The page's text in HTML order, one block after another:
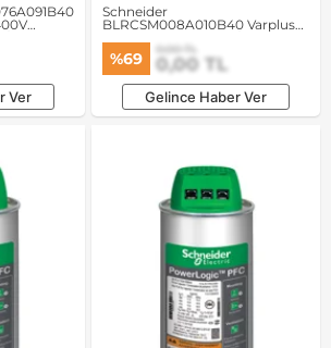
Ver
Schneider
BLRCSM008A010B40 Varplus
Faz 50/60Hz Kondansatör
%69 0,00 TL
0,00 TL
Gelince Haber Ver